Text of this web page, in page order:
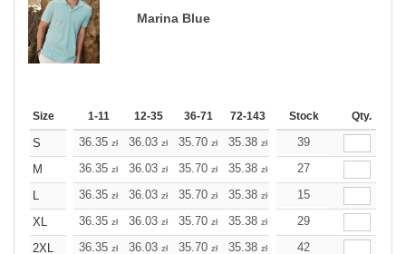
Marina Blue
Size 1-11 12-35 36-71 72-143 144-287 288 +
Stock Qty.
S 36.35 zł 36.03 zł 35.70 zł 35.38 zł 35.10
39
M
36.35 zł 36.03 zł 35.70 zł 35.38 zł 35.10
27
L
36.35 zł 36.03 zł 35.70 zł 35.38 zł 35.10
15
XL
36.35 zł 36.03 zł 35.70 zł 35.38 zł 35.10
29
2XL
36.35 zł 36.03 zł 35.70 zł 35.38 zł 35.10
42